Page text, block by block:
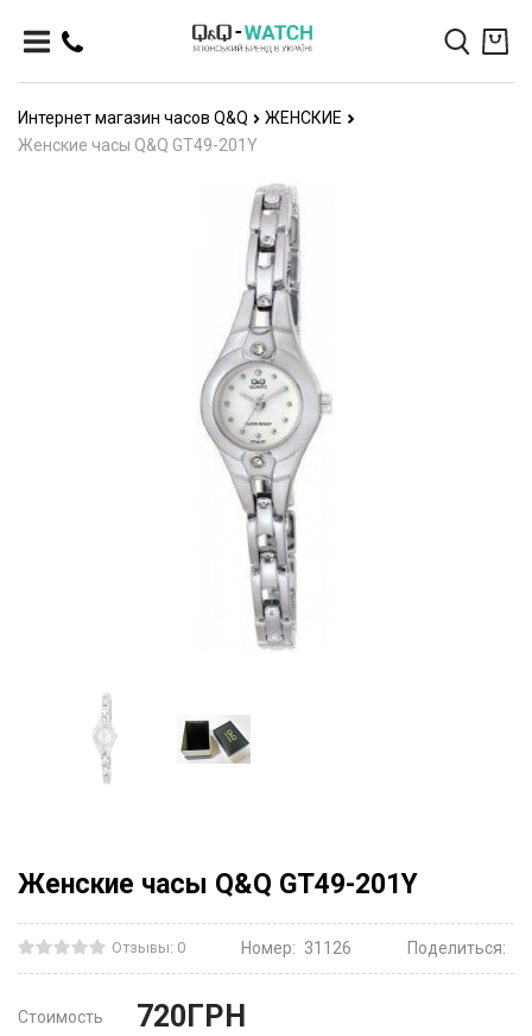
Интернет магазин часов Q&Q
ЖЕНСКИЕ
Женские часы Q&Q GT49-201Y
Женские часы Q&Q GT49-201Y
Отзывы: 0 Номер: 31126 Поделиться:
Стоимость 720 ГРН